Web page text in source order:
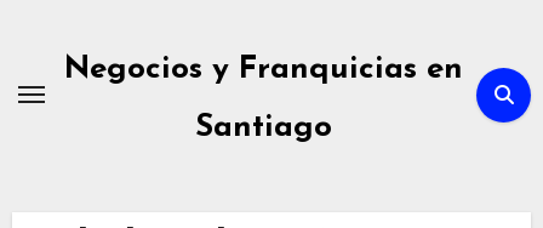
contenidoNegocios y Franquicias en
Santiago